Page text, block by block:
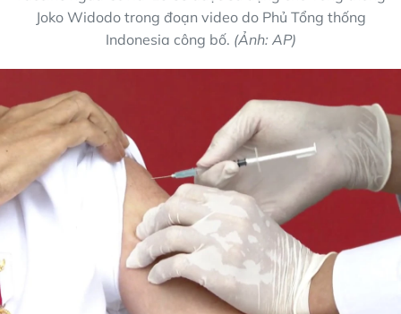
Joko Widodo trong đoạn video do Phủ Tổng thống
Indonesia công bố. (Ảnh: AP)